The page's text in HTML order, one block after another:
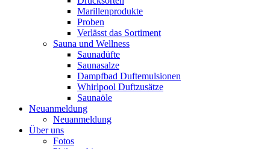
Marillenprodukte
Proben
Verlässt das Sortiment
Sauna und Wellness
Saunadüfte
Saunasalze
Dampfbad Duftemulsionen
Whirlpool Duftzusätze
Saunaöle
Neuanmeldung
Neuanmeldung
Über uns
Fotos